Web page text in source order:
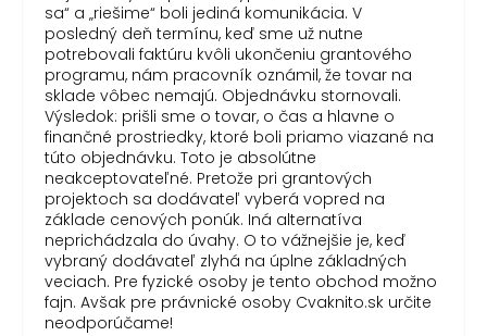
sa“ a „riešime“ boli jediná komunikácia. V
posledný deň termínu, keď sme už nutne
potrebovali faktúru kvôli ukončeniu grantového
programu, nám pracovník oznámil, že tovar na
sklade vôbec nemajú. Objednávku stornovali.
Výsledok: prišli sme o tovar, o čas a hlavne o
finančné prostriedky, ktoré boli priamo viazané na
túto objednávku. Toto je absolútne
neakceptovateľné. Pretože pri grantových
projektoch sa dodávateľ vyberá vopred na
základe cenových ponúk. Iná alternatíva
neprichádzala do úvahy. O to vážnejšie je, keď
vybraný dodávateľ zlyhá na úplne základných
veciach. Pre fyzické osoby je tento obchod možno
fajn. Avšak pre právnické osoby Cvaknito.sk určite
neodporúčame!